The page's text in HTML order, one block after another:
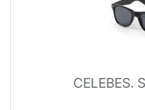
CELEBES.